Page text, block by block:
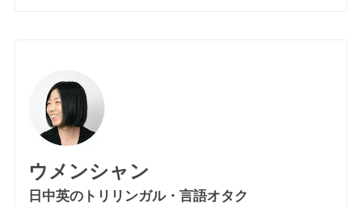
ウメンシャン
日中英のトリリンガル・言語オタク